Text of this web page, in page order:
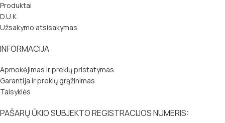
Produktai
D.U.K
Užsakymo atsisakymas
INFORMACIJA
Apmokėjimas ir prekių pristatymas
Garantija ir prekių grąžinimas
Taisyklės
PAŠARŲ ŪKIO SUBJEKTO REGISTRACIJOS NUMERIS: